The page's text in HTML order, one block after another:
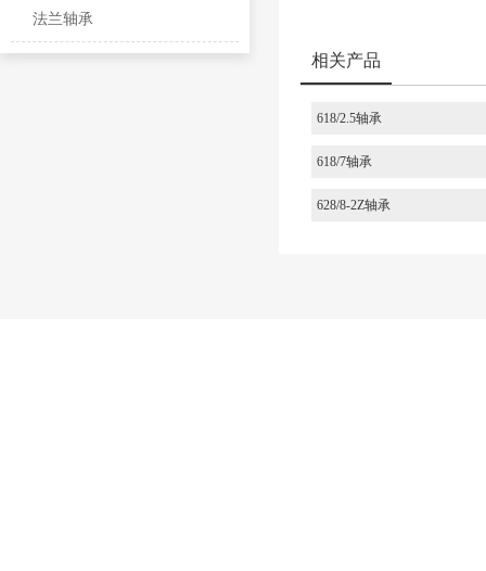
法兰轴承
相关产品
618/2.5轴承
618/7轴承
628/8-2Z轴承